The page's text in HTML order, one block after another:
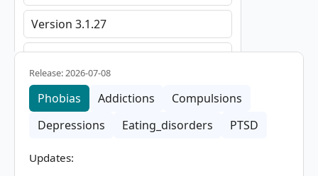
Version 3.1.27
Version 3.0.26
Version 3.0.25
Version 3.0.24
Version 3.0.23
Release: 2026-07-08
Phobias Addictions
Compulsions
Depressions
Eating_disorders PTSD
Updates: